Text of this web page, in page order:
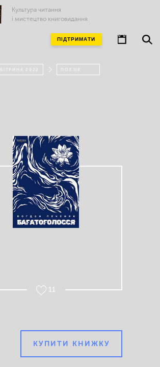
Культура читання
і мистецтво книговидання
ПІДТРИМАТИ
ВІТРИНА 2022 ПОЕЗІЯ
11
КУПИТИ КНИЖКУ